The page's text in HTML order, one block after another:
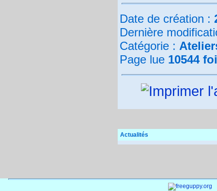
Date de création :
Dernière
Catégorie :
Page lue 10544
Actualités